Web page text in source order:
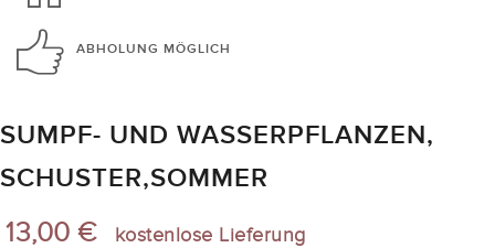
ABHOLUNG MÖGLICH
SUMPF- UND WASSERPFLANZEN,
SCHUSTER,SOMMER
13,00 € kostenlose Lieferung